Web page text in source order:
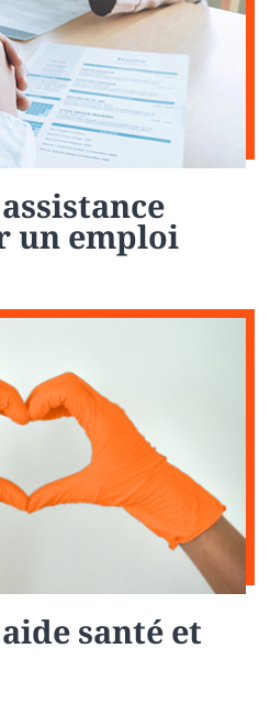
un emploi
santé et